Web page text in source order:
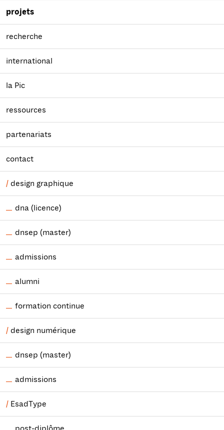
projets
recherche
international
la Pic
ressources
partenariats
contact
design graphique
dna (licence)
dnsep (master)
admissions
alumni
formation continue
design numérique
dnsep (master)
admissions
EsadType